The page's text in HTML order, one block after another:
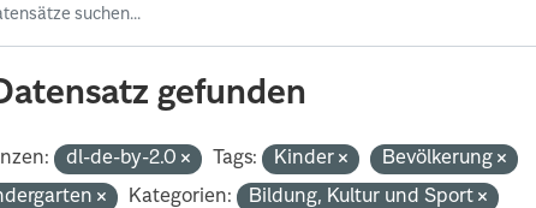
gefunden
dl-de-by-2.0 Tags: Kinder
Bevölkerung
Kategorien: Bildung, Kultur und Sport